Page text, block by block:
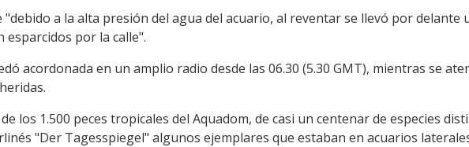
"debido a la alta presión del agua del acuario, al reventar se llevó por delante
esparcidos por la calle".
acordonada en un amplio radio desde las 06.30 (5.30 GMT), mientras se
los 1.500 peces tropicales del Aquadom, de casi un centenar de especies
"Der Tagesspiegel" algunos ejemplares que estaban en acuarios